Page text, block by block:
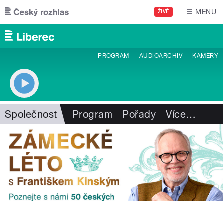
Přejít k hlavnímu obsahu
ŽIVĚ MENU
PROGRAM AUDIOARCHIV KAMERY
Společnost Program Pořady Více…